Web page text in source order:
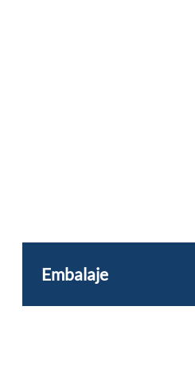
Embalaje